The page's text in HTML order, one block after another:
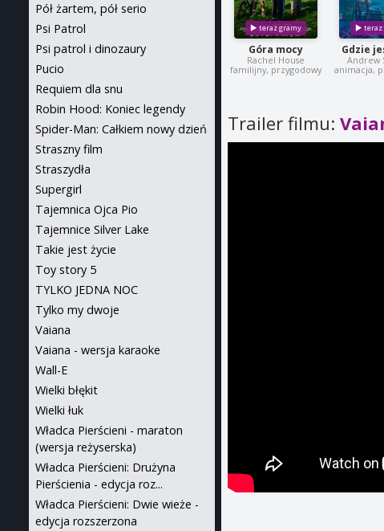
Góra mocy
Rachel House
familijny, przygodowy
Gdzie
Andrew
animacja,
Trailer filmu:
Pół żartem, pół serio
Psi Patrol
Psi patrol i dinozaury
Pucio
Requiem dla snu
Robin Hood: Koniec legendy
Spider-Man: Całkiem nowy dzień
Straszny film
Straszydła
Supergirl
Tajemnica Ojca Pio
Tajemnice Silver Lake
Takie jest życie
Toy story 5
TYLKO JEDNA NOC
Tylko my dwoje
Vaiana
Vaiana - wersja karaoke
Wall-E
Wielki błękit
Wielki łuk
Władca Pierścieni - maraton
(wersja reżyserska)
Władca Pierścieni: Drużyna
Pierścienia - edycja roz...
Władca Pierścieni: Dwie wieże -
edycja rozszerzona